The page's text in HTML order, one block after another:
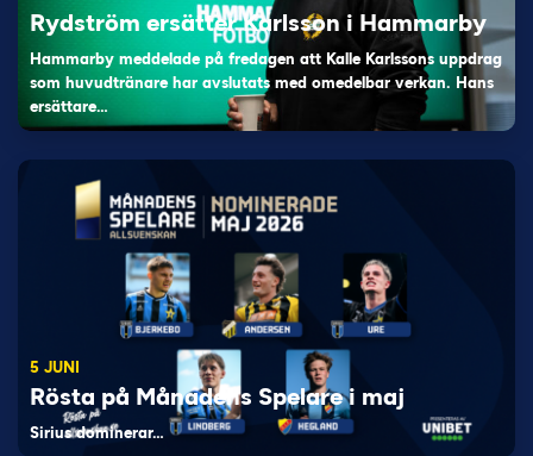
Rydström ersätter Karlsson i Hammarby
Hammarby meddelade på fredagen att Kalle Karlssons uppdrag
som huvudtränare har avslutats med omedelbar verkan. Hans
ersättare…
5 JUNI
Rösta på Månadens Spelare i maj
Sirius dominerar…